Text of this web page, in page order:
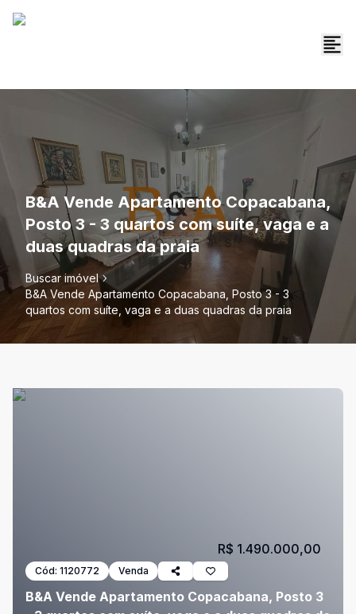
B&A Vende Apartamento Copacabana,
Posto 3 - 3 quartos com suíte, vaga e a
duas quadras da praia
Buscar imóvel
B&A Vende Apartamento Copacabana, Posto 3 - 3
quartos com suíte, vaga e a duas quadras da praia
Cód: 1120772 Venda
B&A Vende Apartamento Copacabana, Posto 3
R$ 1.490.000,00